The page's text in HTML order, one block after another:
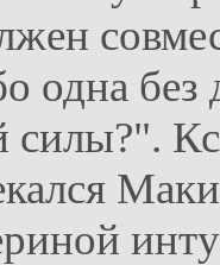
одна без
силы?".